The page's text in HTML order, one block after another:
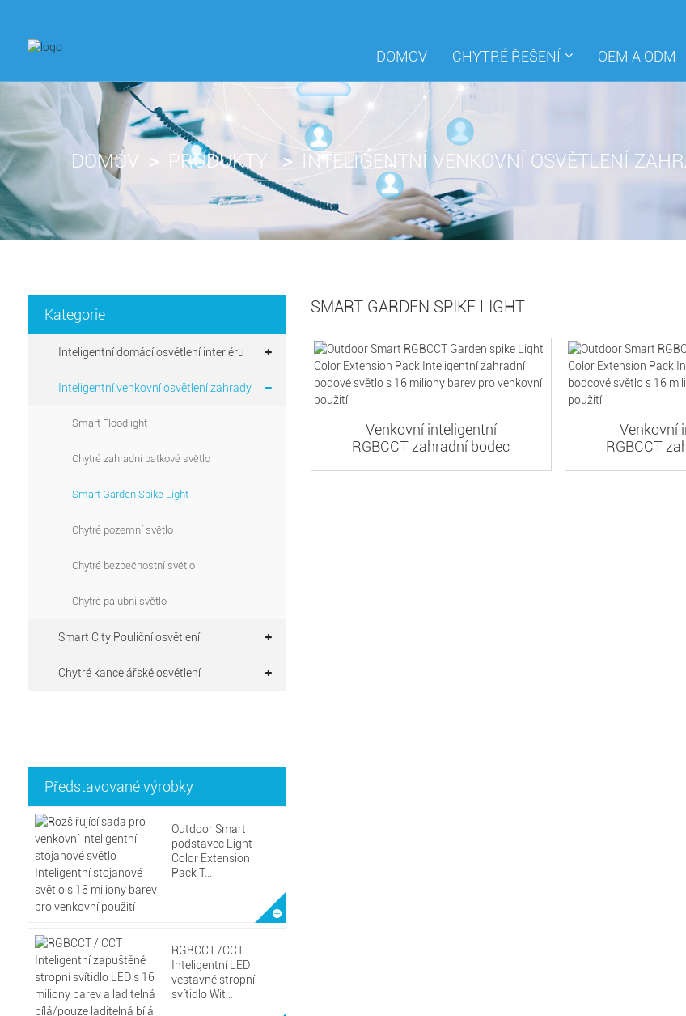
DOMOV CHYTRÉ ŘEŠENÍ OEM A ODM
DOMOV PRODUKTY INTELIGENTNÍ VENKOVNÍ OSVĚTLENÍ
Kategorie
Inteligentní domácí osvětlení interiéru
Inteligentní venkovní osvětlení zahrady
Smart Floodlight
Chytré zahradní patkové světlo
Smart Garden Spike Light
Chytré pozemní světlo
Chytré bezpečnostní světlo
Chytré palubní světlo
Smart City Pouliční osvětlení
Chytré kancelářské osvětlení
Představované výrobky
Outdoor Smart
podstavec Light
Color Extension
Pack T...
RGBCCT /CCT
Inteligentní LED
vestavné stropní
svítidlo Wit...
SMART GARDEN SPIKE LIGHT
Venkovní inteligentní
RGBCCT zahradní bodec
Venkovní
RGBCCT